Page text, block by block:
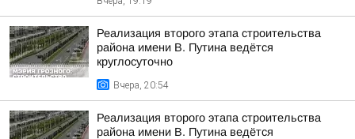
Реализация второго этапа строительства
района имени В. Путина ведётся
круглосуточно
Вчера, 20:54
Реализация второго этапа строительства
района имени В. Путина ведётся